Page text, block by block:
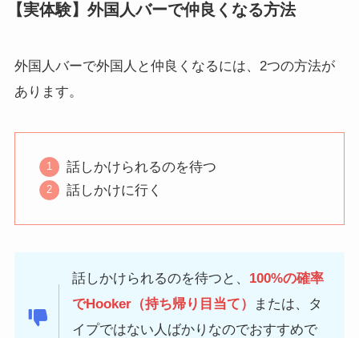
【実体験】外国人バーで仲良くなる方法
外国人バーで外国人と仲良くなるには、2つの方法が
あります。
話しかけられるのを待つ
話しかけに行く
話しかけられるのを待つと、 100%の確率
でHooker（持ち帰り目当て）
または、タ
イプではない人ばかりなのでおすすめで